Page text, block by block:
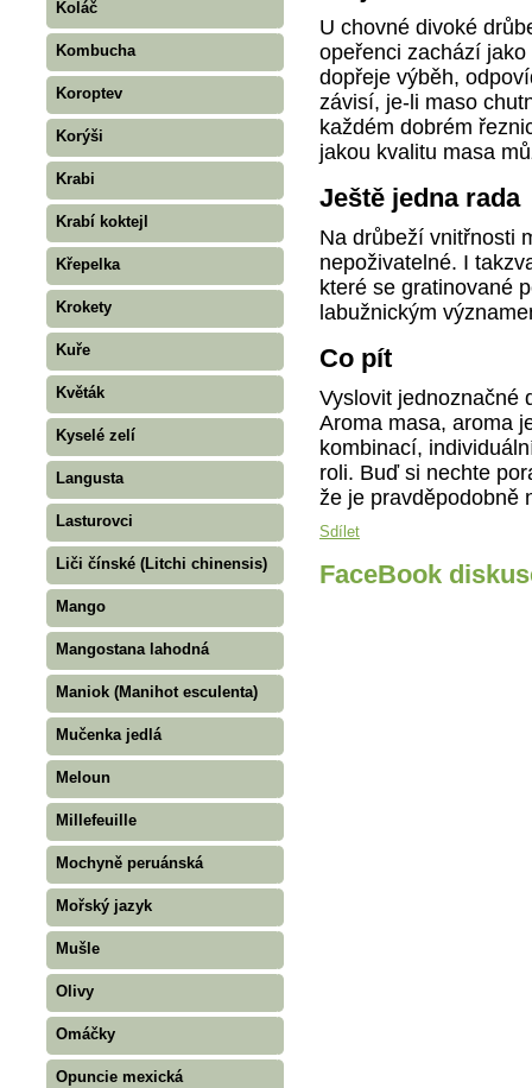
Koláč
Kombucha
Koroptev
Korýši
Krabi
Krabí koktejl
Křepelka
Krokety
Kuře
Květák
Kyselé zelí
Langusta
Lasturovci
Liči čínské (Litchi chinensis)
Mango
Mangostana lahodná
Maniok (Manihot esculenta)
Mučenka jedlá
Meloun
Millefeuille
Mochyně peruánská
Mořský jazyk
Mušle
Olivy
Omáčky
Opuncie mexická
U chovné divoké
opeřenci zachází
dopřeje výběh,
závisí, je-li maso
každém dobrém
jakou kvalitu masa
Ještě jedna rada
Na drůbeží vnitřnosti
nepoživatelné. I
které se gratinované
labužnickým
Co pít
Vyslovit jednoznačné
Aroma masa, aroma
kombinací,
roli. Buď si nechte
že je pravděpodobně
Sdílet
FaceBook